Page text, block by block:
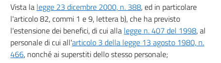
Vista la legge 23 dicembre 2000, n. 388, ed in particolare
l'articolo 82, commi 1 e 9, lettera b), che ha previsto
l'estensione dei benefici, di cui alla legge n. 407 del 1998, al
personale di cui all'articolo 3 della legge 13 agosto 1980, n.
466, nonché ai superstiti dello stesso personale;